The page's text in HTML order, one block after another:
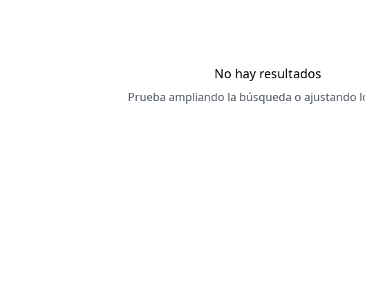
No hay resultados
Prueba ampliando la búsqueda o ajustando